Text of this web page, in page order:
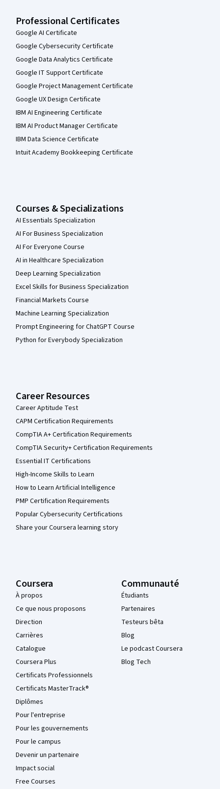
Professional Certificates
Google AI Certificate
Google Cybersecurity Certificate
Google Data Analytics Certificate
Google IT Support Certificate
Google Project Management Certificate
Google UX Design Certificate
IBM AI Engineering Certificate
IBM AI Product Manager Certificate
IBM Data Science Certificate
Intuit Academy Bookkeeping Certificate
Courses & Specializations
AI Essentials Specialization
AI For Business Specialization
AI For Everyone Course
AI in Healthcare Specialization
Deep Learning Specialization
Excel Skills for Business Specialization
Financial Markets Course
Machine Learning Specialization
Prompt Engineering for ChatGPT Course
Python for Everybody Specialization
Career Resources
Career Aptitude Test
CAPM Certification Requirements
CompTIA A+ Certification Requirements
CompTIA Security+ Certification Requirements
Essential IT Certifications
High-Income Skills to Learn
How to Learn Artificial Intelligence
PMP Certification Requirements
Popular Cybersecurity Certifications
Share your Coursera learning story
Coursera
À propos
Ce que nous proposons
Direction
Carrières
Catalogue
Coursera Plus
Certificats Professionnels
Certificats MasterTrack®
Diplômes
Pour l'entreprise
Pour les gouvernements
Pour le campus
Devenir un partenaire
Impact social
Free Courses
Communauté
Étudiants
Partenaires
Testeurs bêta
Blog
Le podcast Coursera
Blog Tech